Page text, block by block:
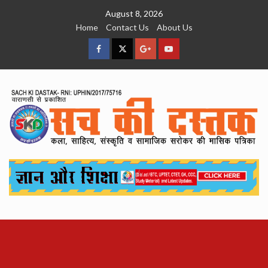
August 8, 2026
Home
Contact Us About Us
facebookTwitterGoogleYouTube